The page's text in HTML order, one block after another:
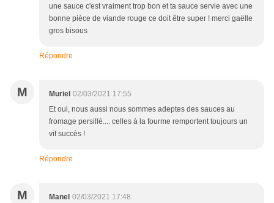
une sauce c'est vraiment trop bon et ta sauce servie avec une
bonne pièce de viande rouge ce doit être super ! merci gaëlle
gros bisous
Répondre
M Muriel 02/03/2021 17:55
Et oui, nous aussi nous sommes adeptes des sauces au
fromage persillé.... celles à la fourme remportent toujours un
vif succès !
Répondre
M Manel 02/03/2021 17:48